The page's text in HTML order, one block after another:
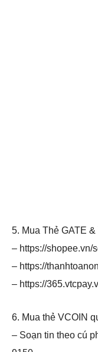
5. Mua Thẻ GATE &
– https://shopee.vn/
– https://
– https://
6. Mua thẻ VCOIN
– Soạn tin theo cú